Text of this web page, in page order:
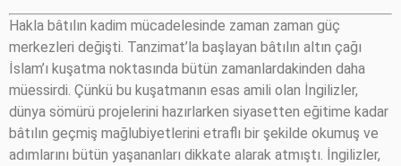
Hakla bâtılın kadim mücadelesinde zaman zaman güç
merkezleri değişti. Tanzimat’la başlayan bâtılın altın çağı
İslam’ı kuşatma noktasında bütün zamanlardakinden daha
müessirdi. Çünkü bu kuşatmanın esas amili olan İngilizler,
dünya sömürü projelerini hazırlarken siyasetten eğitime kadar
bâtılın geçmiş mağlubiyetlerini etraflı bir şekilde okumuş ve
adımlarını bütün yaşananları dikkate alarak atmıştı. İngilizler,